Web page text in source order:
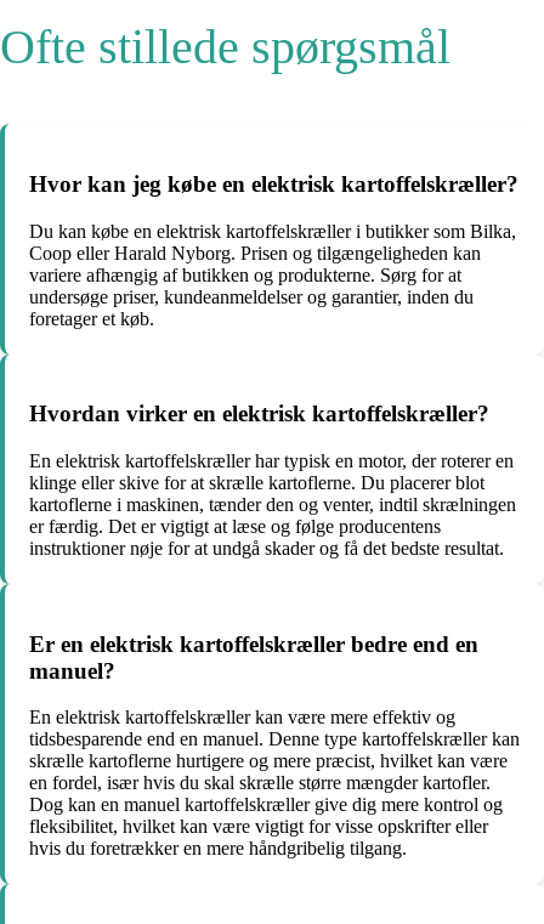
Ofte stillede spørgsmål
Hvor kan jeg købe en elektrisk kartoffelskræller?
Du kan købe en elektrisk kartoffelskræller i butikker som Bilka,
Coop eller Harald Nyborg. Prisen og tilgængeligheden kan
variere afhængig af butikken og produkterne. Sørg for at
undersøge priser, kundeanmeldelser og garantier, inden du
foretager et køb.
Hvordan virker en elektrisk kartoffelskræller?
En elektrisk kartoffelskræller har typisk en motor, der roterer en
klinge eller skive for at skrælle kartoflerne. Du placerer blot
kartoflerne i maskinen, tænder den og venter, indtil skrælningen
er færdig. Det er vigtigt at læse og følge producentens
instruktioner nøje for at undgå skader og få det bedste resultat.
Er en elektrisk kartoffelskræller bedre end en
manuel?
En elektrisk kartoffelskræller kan være mere effektiv og
tidsbesparende end en manuel. Denne type kartoffelskræller kan
skrælle kartoflerne hurtigere og mere præcist, hvilket kan være
en fordel, især hvis du skal skrælle større mængder kartofler.
Dog kan en manuel kartoffelskræller give dig mere kontrol og
fleksibilitet, hvilket kan være vigtigt for visse opskrifter eller
hvis du foretrækker en mere håndgribelig tilgang.